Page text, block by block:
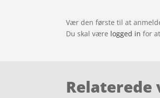
Vær den første til at
Du skal være logged in for
Relaterede